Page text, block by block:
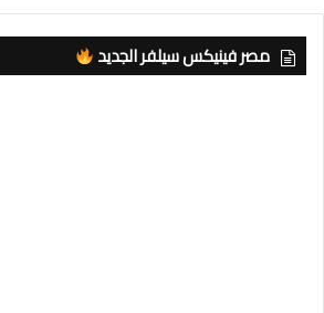
مصر فينيكس سيلفر الجديد